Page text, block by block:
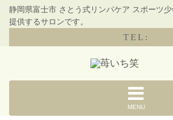
静岡県富士市 さとう式リンパケア スポーツ
提供するサロンです。
TEL:
MENU